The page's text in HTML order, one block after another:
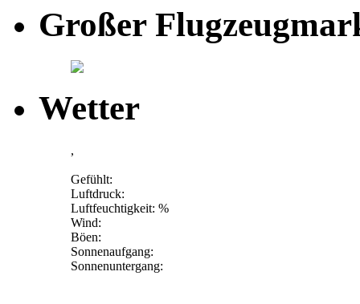
Großer
Wetter
,
Gefühlt:
Luftdruck:
Luftfeuchtigkeit: %
Wind:
Böen:
Sonnenaufgang:
Sonnenuntergang: